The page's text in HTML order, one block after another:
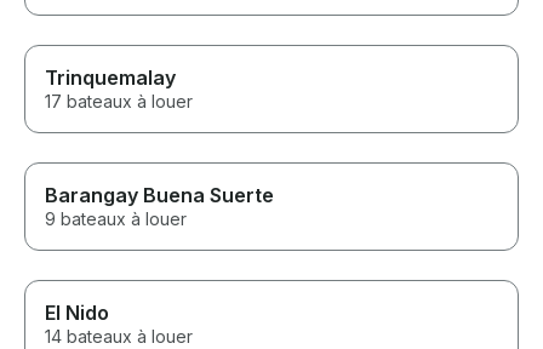
Trinquemalay
17 bateaux à louer
Barangay Buena Suerte
9 bateaux à louer
El Nido
14 bateaux à louer